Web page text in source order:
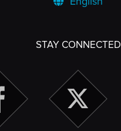
STAY CONNECTED